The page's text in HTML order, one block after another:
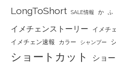
LongToShort SALE情報 か ふ
イメチェンストーリー イメチ
イメチェン速報 カラー シャンプー
ショートカット ショ